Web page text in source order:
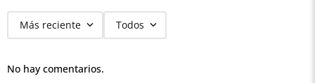
Más reciente Todos
No hay comentarios.